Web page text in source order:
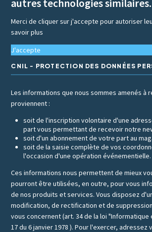
autres technologies similaires.
Merci de cliquer sur j'accepte pour autoriser
savoir plus
J'accepte
CNIL - PROTECTION DES DONNÉES
Les informations que nous sommes amenés à
proviennent :
soit de l'inscription volontaire d'une
part vous permettant de recevoir notre
soit d'un abonnement de votre part au
soit de la saisie complète de vos
l'occasion d'une opération événementielle.
Ces informations nous permettent de mieux
pourront être utilisées, en outre, pour vous
de nos produits et services. Vous disposez
modification, de rectification et de
vous concernent (art. 34 de la loi "Informatique
17 du 6 janvier 1978 ). Pour l'exercer, adressez